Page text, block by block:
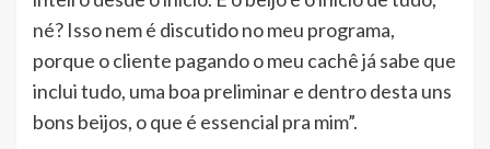
né? Isso nem é discutido no meu programa,
porque o cliente pagando o meu cachê já sabe que
inclui tudo, uma boa preliminar e dentro desta uns
bons beijos, o que é essencial pra mim”.